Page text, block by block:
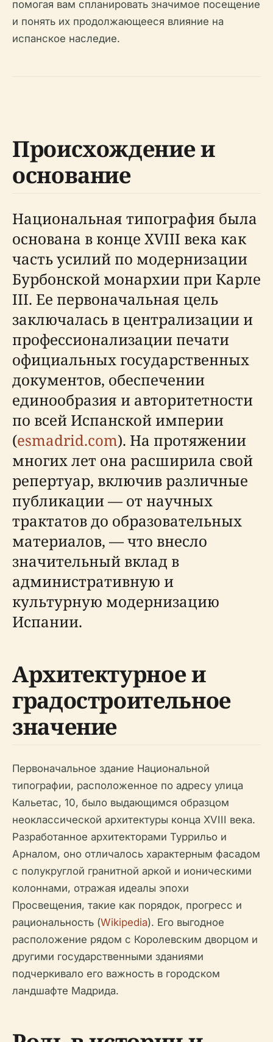
помогая вам спланировать значимое посещение
и понять их продолжающееся влияние на
испанское наследие.
Происхождение и
основание
Национальная типография была
основана в конце XVIII века как
часть усилий по модернизации
Бурбонской монархии при Карле
III. Ее первоначальная цель
заключалась в централизации и
профессионализации печати
официальных государственных
документов, обеспечении
единообразия и авторитетности
по всей Испанской империи
(esmadrid.com). На протяжении
многих лет она расширила свой
репертуар, включив различные
публикации — от научных
трактатов до образовательных
материалов, — что внесло
значительный вклад в
административную и
культурную модернизацию
Испании.
Архитектурное и
градостроительное
значение
Первоначальное здание Национальной
типографии, расположенное по адресу улица
Кальетас, 10, было выдающимся образцом
неоклассической архитектуры конца XVIII века.
Разработанное архитекторами Туррильо и
Арналом, оно отличалось характерным фасадом
с полукруглой гранитной аркой и ионическими
колоннами, отражая идеалы эпохи
Просвещения, такие как порядок, прогресс и
рациональность (Wikipedia). Его выгодное
расположение рядом с Королевским дворцом и
другими государственными зданиями
подчеркивало его важность в городском
ландшафте Мадрида.